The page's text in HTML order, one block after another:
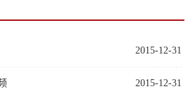
2015-12-31
2015-12-31